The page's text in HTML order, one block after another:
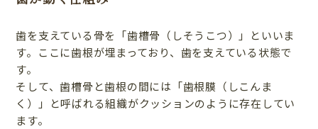
歯を支えている骨を「歯槽骨（しそうこつ）」といいま
す。ここに歯根が埋まっており、歯を支えている状態で
す。
そして、歯槽骨と歯根の間には「歯根膜（しこんま
く）」と呼ばれる組織がクッションのように存在してい
ます。